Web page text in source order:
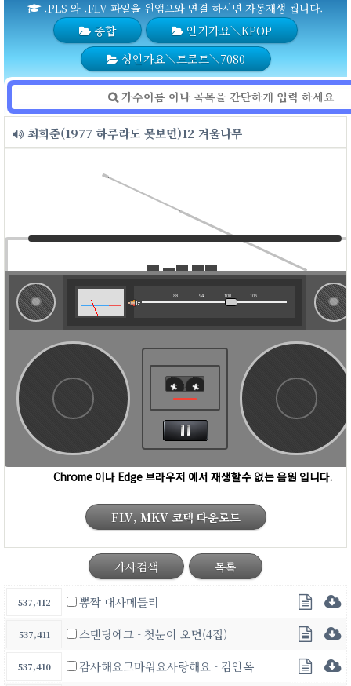
.PLS 와 .FLV 파일을 윈앰프와 연결 하시면 자동재생 됩니다.
종합
인기가요＼KPOP
성인가요＼트로트＼7080
최희준(1977 하루라도 못보면)12 겨울나무
FLV, MKV 코덱 다운로드
가사검색 목록
537,412 뽕짝 대사메들리
537,411 스탠딩에그 - 첫눈이 오면(4집)
537,410 감사해요고마워요사랑해요 - 김인옥